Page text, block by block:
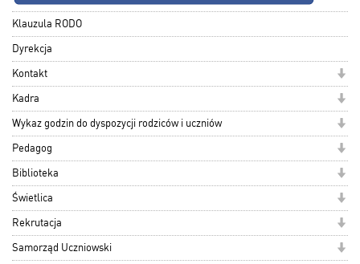
Klauzula RODO
Dyrekcja
Kontakt
Kadra
Wykaz godzin do dyspozycji rodziców i uczniów
Pedagog
Biblioteka
Świetlica
Rekrutacja
Samorząd Uczniowski